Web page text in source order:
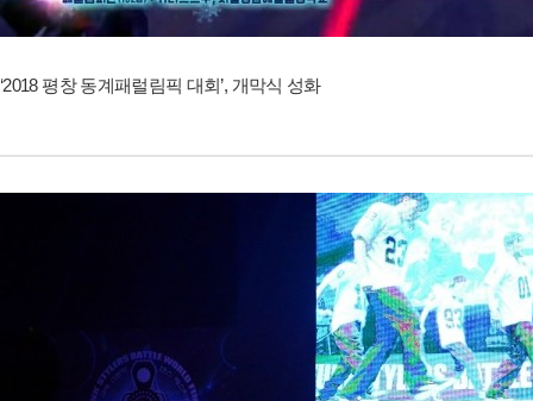
‘2018 평창 동계패럴림픽 대회’, 개막식 성화